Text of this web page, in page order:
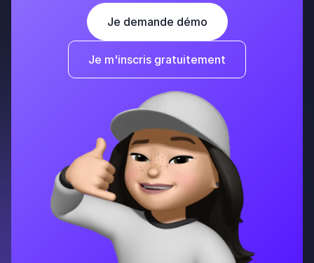
Je demande démo
Je m'inscris gratuitement